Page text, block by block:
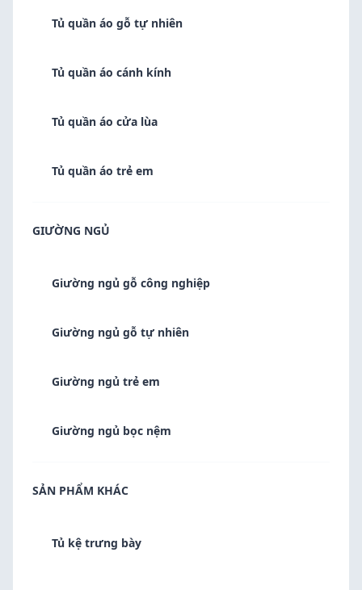
Tủ quần áo gỗ tự nhiên
Tủ quần áo cánh kính
Tủ quần áo cửa lùa
Tủ quần áo trẻ em
GIƯỜNG NGỦ
Giường ngủ gỗ công nghiệp
Giường ngủ gỗ tự nhiên
Giường ngủ trẻ em
Giường ngủ bọc nệm
SẢN PHẨM KHÁC
Tủ kệ trưng bày